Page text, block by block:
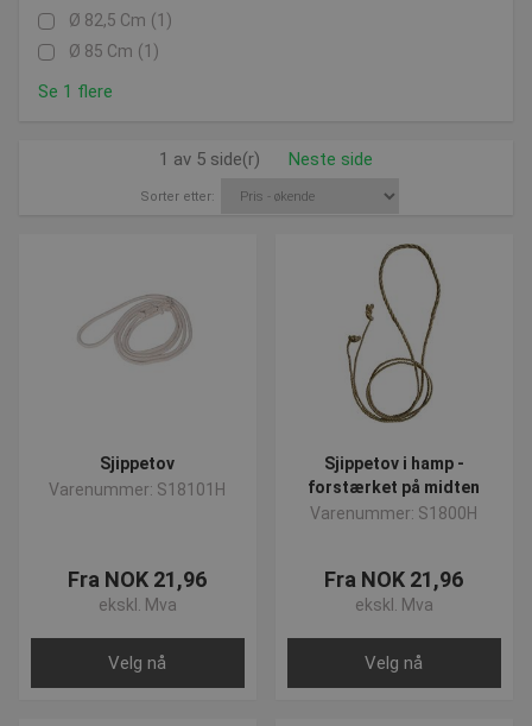
Ø 82,5 Cm (1)
Ø 85 Cm (1)
Se 1 flere
1 av 5 side(r) Neste side
Sorter etter:
Sjippetov
Varenummer: S18101H
Fra NOK 21,96
ekskl. Mva
Velg nå
Sjippetov i hamp -
forstærket på midten
Varenummer: S1800H
Fra NOK 21,96
ekskl. Mva
Velg nå